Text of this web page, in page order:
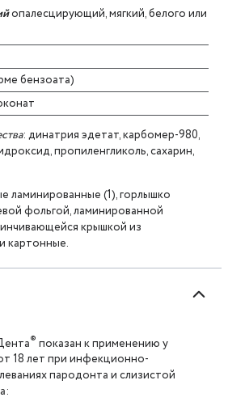
опалесцирующий, мягкий, белого или
бензоата)
: динатрия эдетат, карбомер-980,
пропиленгликоль, сахарин,
ламинированные (1), горлышко
фольгой, ламинированной
крышкой из
картонные.
® показан к применению у
18 лет при инфекционно-
пародонта и слизистой